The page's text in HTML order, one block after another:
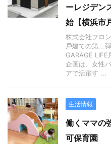
ーレジデン
始【横浜市
株式会社フロ
⼾建ての第⼆
GARAGE
企画は、⼥性
アで活躍す ...
生活情報
働くママの
可保育園